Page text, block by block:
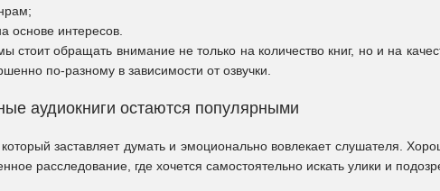
основе интересов.
стоит обращать внимание не только на количество книг, но и на
по-разному в зависимости от озвучки.
аудиокниги остаются популярными
заставляет думать и эмоционально вовлекает слушателя.
расследование, где хочется самостоятельно искать улики и